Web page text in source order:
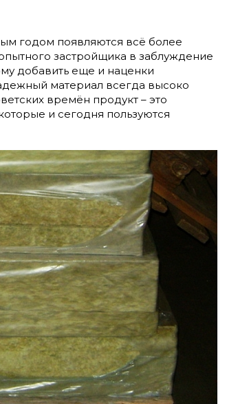
годом появляются всё более
застройщика в заблуждение
добавить еще и наценки
материал всегда высоко
времён продукт – это
и сегодня пользуются